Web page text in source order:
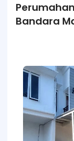
Bandara